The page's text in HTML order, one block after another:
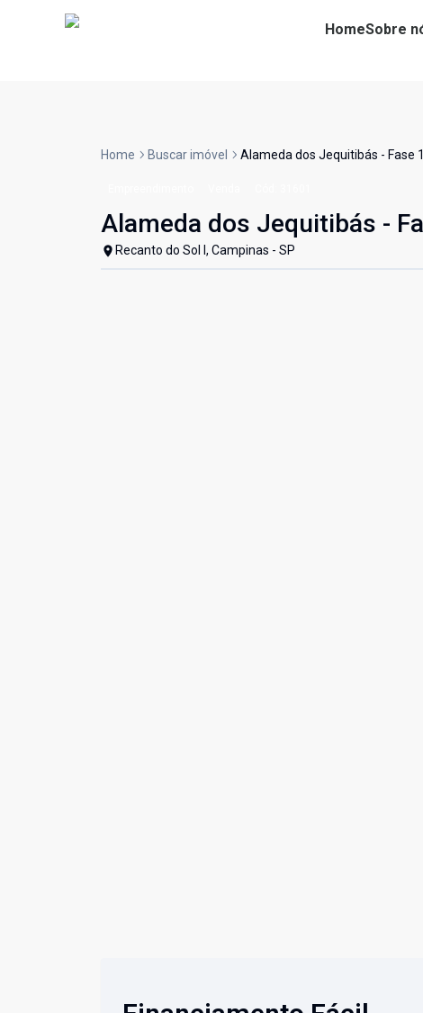
HomeSobre
Home Buscar imóvel Alameda dos Jequitibás - Fase 1
Alameda dos Jequitibás -
Recanto do Sol I, Campinas - SP